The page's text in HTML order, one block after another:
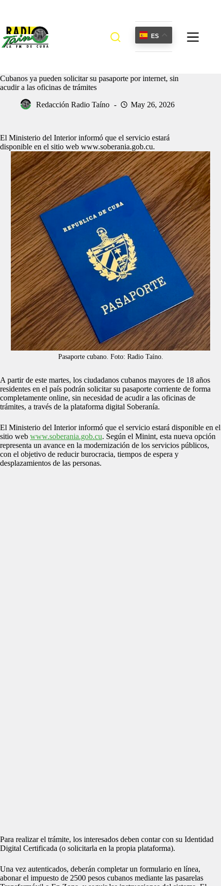
ES
Cubanos ya pueden solicitar su pasaporte por internet, sin
acudir a las oficinas de trámites
Redacción Radio Taíno May 26, 2026
El Ministerio del Interior informó que el servicio estará
disponible en el sitio web www.soberania.gob.cu.
Pasaporte cubano. Foto: Radio Taíno.
A partir de este martes, los ciudadanos cubanos mayores de 18 años
residentes en el país podrán solicitar su pasaporte corriente de forma
completamente online, sin necesidad de acudir a las oficinas de
trámites, a través de la plataforma digital Soberanía.
El Ministerio del Interior informó que el servicio estará disponible en el
sitio web www.soberania.gob.cu. Según el Minint, esta nueva opción
representa un avance en la modernización de los servicios públicos,
con el objetivo de reducir burocracia, tiempos de espera y
desplazamientos de las personas.
Para realizar el trámite, los interesados deben contar con su Identidad
Digital Certificada (o solicitarla en la propia plataforma).
Una vez autenticados, deberán completar un formulario en línea,
abonar el impuesto de 2500 pesos cubanos mediante las pasarelas